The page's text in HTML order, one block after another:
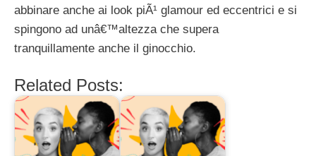
abbinare anche ai look piÃ¹ glamour ed eccentrici e si
spingono ad unâ€™altezza che supera
tranquillamente anche il ginocchio.
Related Posts: